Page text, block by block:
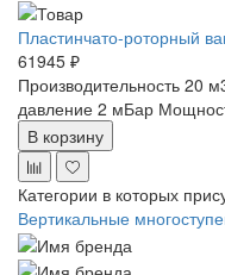
Пластинчато-роторный
61945 ₽
Производительность 20
давление 2 мБар
В корзину
Категории в которых
Вертикальные